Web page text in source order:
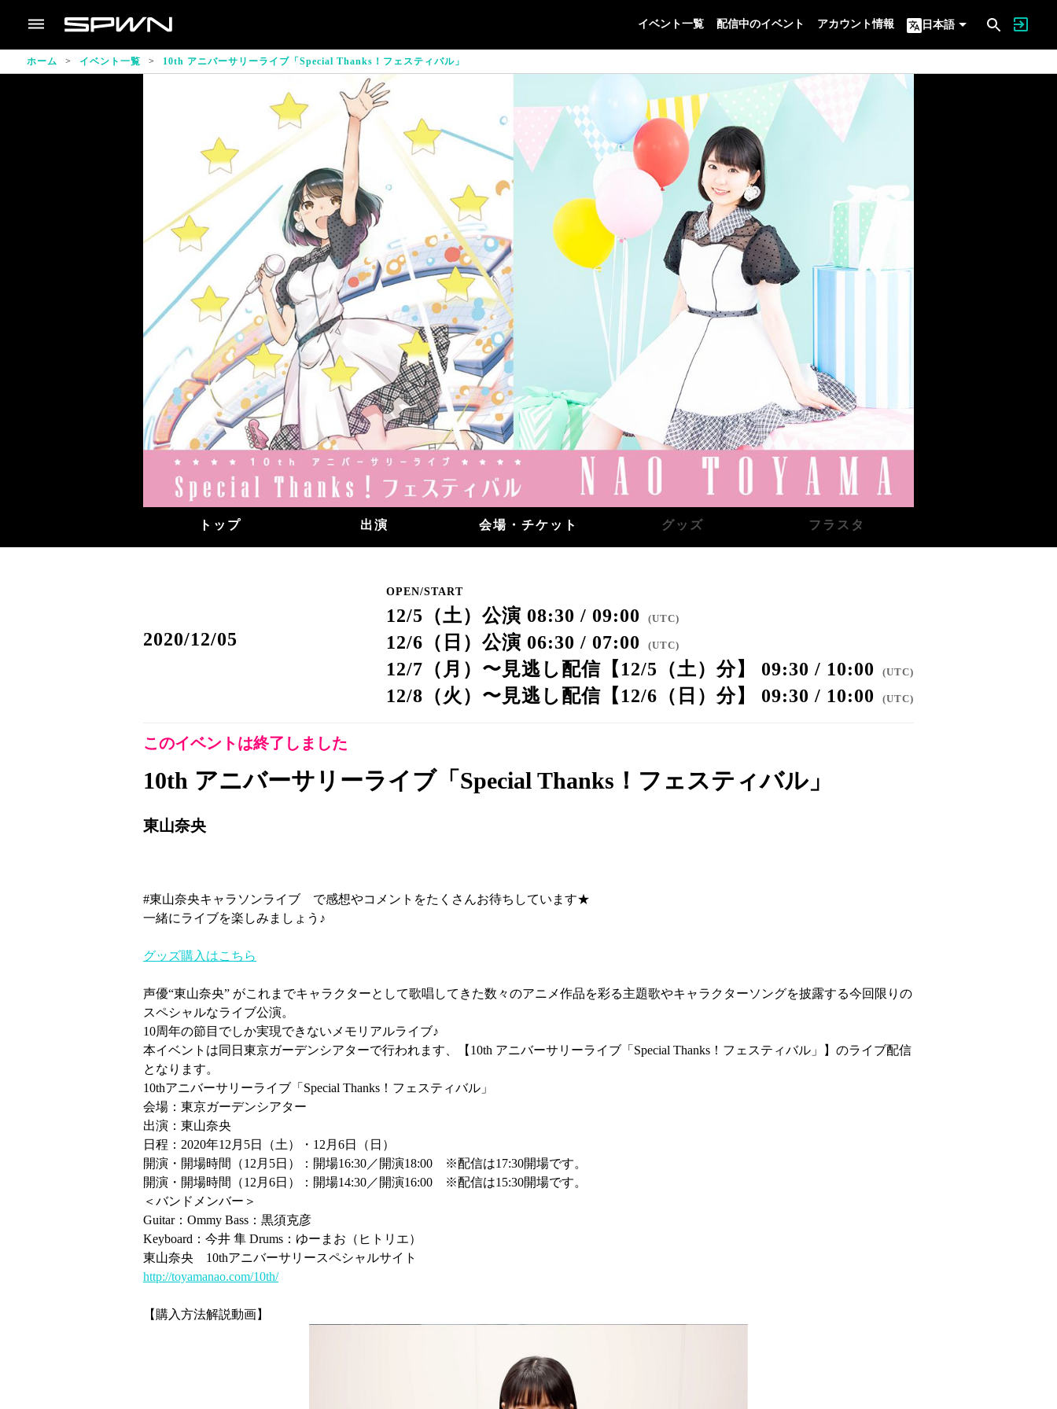
イベント一覧 配信中のイベント アカウント情報 日本語
ホーム イベント一覧 10th アニバーサリーライブ「Special Thanks！フェスティバル」
トップ 出演 会場・チケット グッズ フラスタ
2020/12/05
OPEN/START
12/5（土）公演 08:30 / 09:00 (UTC)
12/6（日）公演 06:30 / 07:00 (UTC)
12/7（月）〜見逃し配信【12/5（土）分】 09:30 / 10:00 (UTC)
12/8（火）〜見逃し配信【12/6（日）分】 09:30 / 10:00 (UTC)
このイベントは終了しました
10th アニバーサリーライブ「Special Thanks！フェスティバル」
東山奈央
#東山奈央キャラソンライブ で感想やコメントをたくさんお待ちしています★
一緒にライブを楽しみましょう♪
グッズ購入はこちら
声優“東山奈央” がこれまでキャラクターとして歌唱してきた数々のアニメ作品を彩る主題歌やキャラクターソングを披露する今回限りの
スペシャルなライブ公演。
10周年の節目でしか実現できないメモリアルライブ♪
本イベントは同日東京ガーデンシアターで行われます、【10th アニバーサリーライブ「Special Thanks！フェスティバル」】のライブ配信
となります。
10thアニバーサリーライブ「Special Thanks！フェスティバル」
会場：東京ガーデンシアター
出演：東山奈央
日程：2020年12月5日（土）・12月6日（日）
開演・開場時間（12月5日）：開場16:30／開演18:00 ※配信は17:30開場です。
開演・開場時間（12月6日）：開場14:30／開演16:00 ※配信は15:30開場です。
＜バンドメンバー＞
Guitar：Ommy Bass：黒須克彦
Keyboard：今井 隼 Drums：ゆーまお（ヒトリエ）
東山奈央 10thアニバーサリースペシャルサイト
http://toyamanao.com/10th/
【購入方法解説動画】